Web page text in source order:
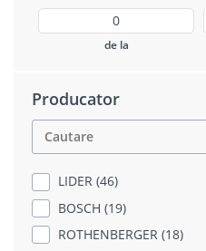
de la
Producator
LIDER (46)
BOSCH (19)
ROTHENBERGER (18)